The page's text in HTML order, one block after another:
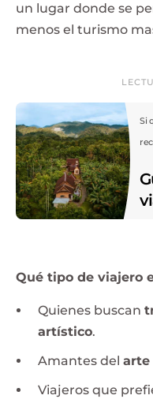
un lugar donde se
menos el turismo
Si
Qué tipo de viajero
Quienes buscan
artístico.
Amantes del arte
Viajeros que